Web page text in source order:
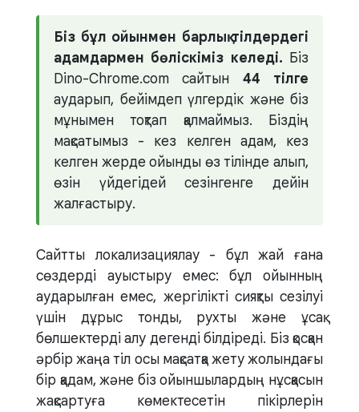
Біз бұл ойынмен барлық тілдердегі
адамдармен бөліскіміз келеді. Біз
Dino-Chrome.com сайтын 44 тілге
аударып, бейімдеп үлгердік және біз
мұнымен тоқтап қалмаймыз. Біздің
мақсатымыз - кез келген адам, кез
келген жерде ойынды өз тілінде алып,
өзін үйдегідей сезінгенге дейін
жалғастыру.
Сайтты локализациялау - бұл жай ғана
сөздерді ауыстыру емес: бұл ойынның
аударылған емес, жергілікті сияқты сезілуі
үшін дұрыс тонды, рухты және ұсақ
бөлшектерді алу дегенді білдіреді. Біз қосқан
әрбір жаңа тіл осы мақсатқа жету жолындағы
бір қадам, және біз ойыншылардың нұсқасын
жақсартуға көмектесетін пікірлерін